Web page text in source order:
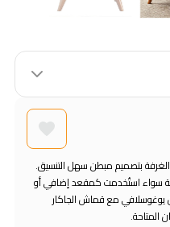
بتصميم مبطن سهل التنسيق.
سواء استُخدمت كمقعد إضافي أو
مع قماش الجاكار
المتاحة.